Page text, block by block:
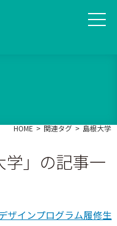
HOME 関連タグ 島根大学
学」の記事一
ザインプログラム履修生